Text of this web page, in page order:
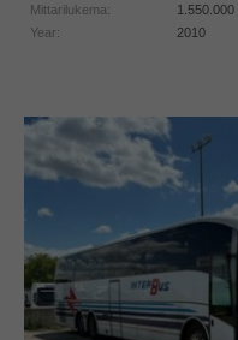
Mittarilukema: 1.550.000
Year:
2010